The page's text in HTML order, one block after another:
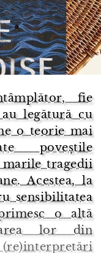
fie
legătură cu
o teorie mai
poveștile
marile tragedii
Acestea, la
sensibilitatea
o altă
lor din